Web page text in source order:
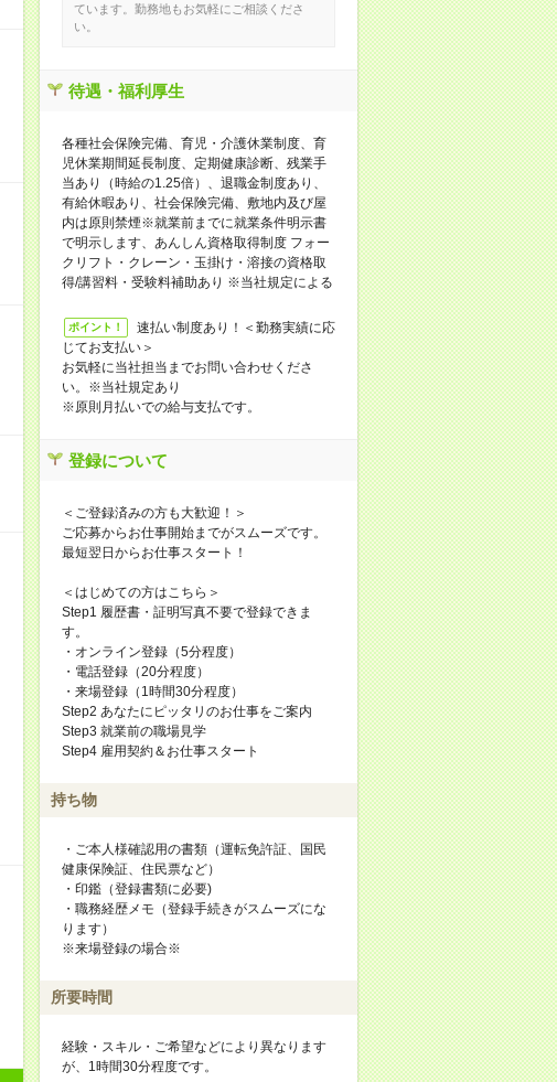
ています。勤務地もお気軽にご相談くださ
い。
待遇・福利厚生
各種社会保険完備、育児・介護休業制度、育
児休業期間延長制度、定期健康診断、残業手
当あり（時給の1.25倍）、退職金制度あり、
有給休暇あり、社会保険完備、敷地内及び屋
内は原則禁煙※就業前までに就業条件明示書
で明示します、あんしん資格取得制度 フォー
クリフト・クレーン・玉掛け・溶接の資格取
得/講習料・受験料補助あり ※当社規定による
ポイント！
速払い制度あり！＜勤務実績に応
じてお支払い＞
お気軽に当社担当までお問い合わせくださ
い。※当社規定あり
※原則月払いでの給与支払です。
登録について
＜ご登録済みの方も大歓迎！＞
ご応募からお仕事開始までがスムーズです。
最短翌日からお仕事スタート！
＜はじめての方はこちら＞
Step1 履歴書・証明写真不要で登録できま
す。
・オンライン登録（5分程度）
・電話登録（20分程度）
・来場登録（1時間30分程度）
Step2 あなたにピッタリのお仕事をご案内
Step3 就業前の職場見学
Step4 雇用契約＆お仕事スタート
持ち物
・ご本人様確認用の書類（運転免許証、国民
健康保険証、住民票など）
・印鑑（登録書類に必要)
・職務経歴メモ（登録手続きがスムーズにな
ります）
※来場登録の場合※
所要時間
経験・スキル・ご希望などにより異なります
が、1時間30分程度です。